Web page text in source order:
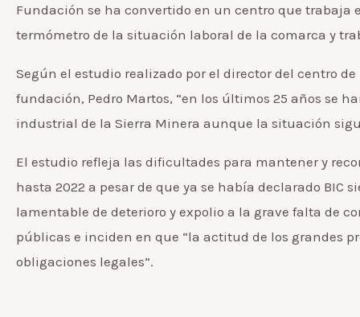
Fundación se ha convertido en un centro que trabaja
termómetro de la situación laboral de la comarca y
Según el estudio realizado por el director del centro
fundación, Pedro Martos, “en los últimos 25 años se
industrial de la Sierra Minera aunque la situación
El estudio refleja las dificultades para mantener y
hasta 2022 a pesar de que ya se había declarado BIC
lamentable de deterioro y expolio a la grave falta de
públicas e inciden en que “la actitud de los grandes
obligaciones legales”.